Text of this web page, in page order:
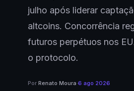
julho após liderar
altcoins. Concorrência
futuros perpétuos nos
o protocolo.
Por Renato Moura·6 ago 2026